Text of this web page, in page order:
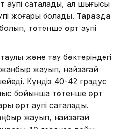
қаупі сақталады, ал шығысы
жоғары болады. Таразда
төтенше өрт қаупі
таулы және тау бөктеріндегі
жауып, найзағай
Күндіз 40-42 градус
бойынша төтенше өрт
өрт қаупі сақталады.
жауып, найзағай